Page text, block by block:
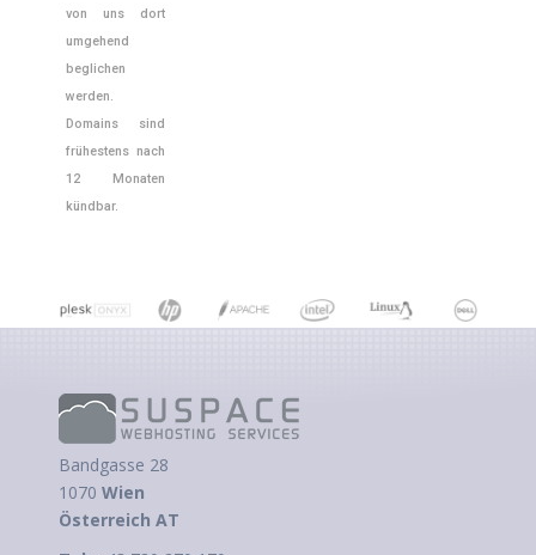
von uns dort
umgehend
beglichen
werden.
Domains sind
frühestens nach
12 Monaten
kündbar.
Bandgasse 28
1070 Wien
Österreich AT